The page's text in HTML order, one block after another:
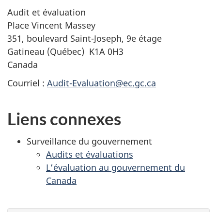
Audit et évaluation
Place Vincent Massey
351, boulevard Saint-Joseph, 9e étage
Gatineau (Québec) K1A 0H3
Canada
Courriel : Audit-Evaluation@ec.gc.ca
Liens connexes
Surveillance du gouvernement
Audits et évaluations
L’évaluation au gouvernement du
Canada